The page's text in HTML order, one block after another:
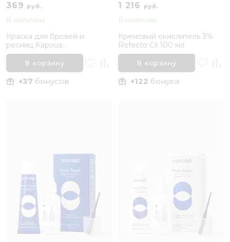
369 руб.
В наличии
Краска для бровей и
ресниц Kapous
«Коричневый»
В корзину
+37 бонусов
1 216 руб.
В наличии
Кремовый окислитель 3%
Refecto Cil 100 мл
В корзину
+122 бонуса